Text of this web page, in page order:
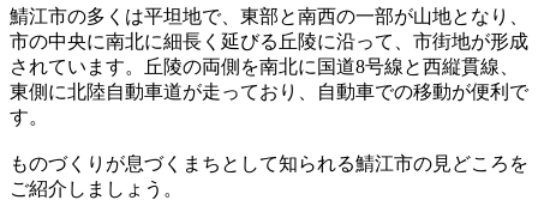
鯖江市の多くは平坦地で、東部と南西の一部が山地となり、
市の中央に南北に細長く延びる丘陵に沿って、市街地が形成
されています。丘陵の両側を南北に国道8号線と西縦貫線、
東側に北陸自動車道が走っており、自動車での移動が便利で
す。
ものづくりが息づくまちとして知られる鯖江市の見どころを
ご紹介しましょう。